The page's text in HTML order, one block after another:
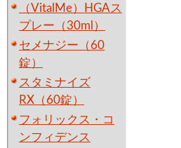
（VitalMe）HGAス
プレー（30ml）
セメナジー（60
錠）
スタミナイズ
RX（60錠）
フォリックス・コ
ンフィデンス